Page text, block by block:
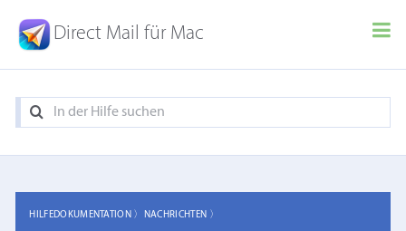
Direct Mail für Mac
HILFEDOKUMENTATION 〉 NACHRICHTEN 〉